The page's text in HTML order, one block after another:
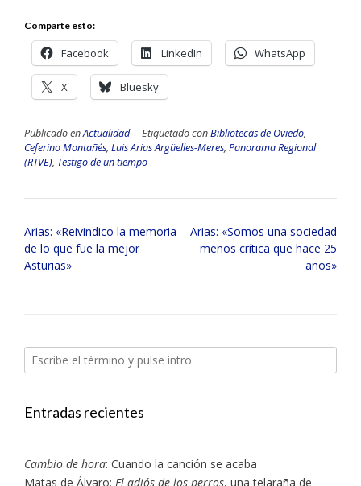
Comparte esto:
Facebook LinkedIn WhatsApp
X Bluesky
Publicado enActualidad Etiquetado conBibliotecas de Oviedo,
Ceferino Montañés, Luis Arias Argüelles-Meres, Panorama Regional
(RTVE), Testigo de un tiempo
Navegación
de
entradas
Arias: «Reivindico la memoria
de lo que fue la mejor
Asturias»
Arias: «Somos una sociedad
menos crítica que hace 25
años»
Entradas recientes
Cambio de hora: Cuando la canción se acaba
Matas de Álvaro: El adiós de los perros, una telaraña de